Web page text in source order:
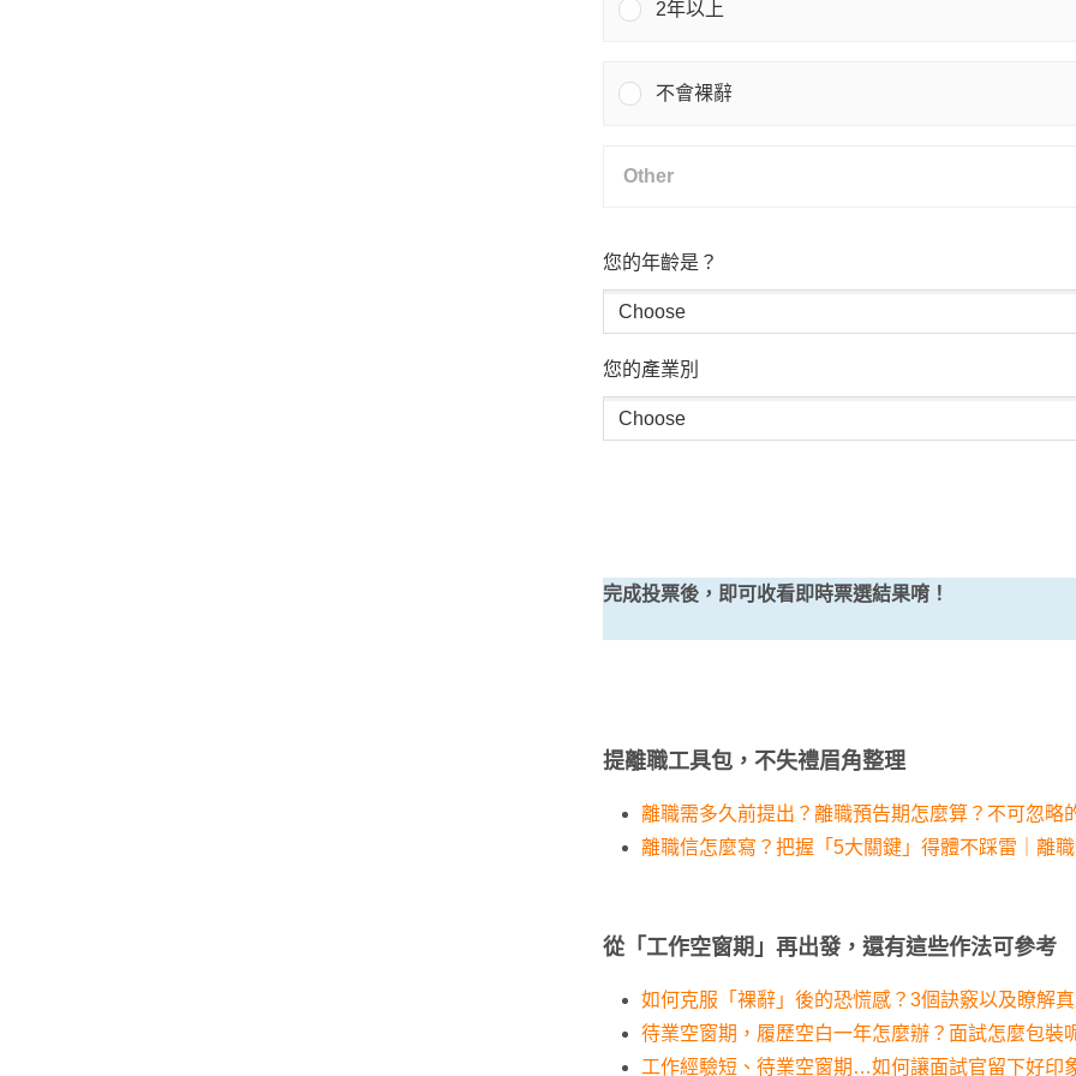
2年以上
不會裸辭
您的年齡是？
您的產業別
完成投票後，即可收看即時票選結果唷！
提離職工具包，不失禮眉角整理
離職需多久前提出？離職預告期怎麼算？不可忽略
離職信怎麼寫？把握「5大關鍵」得體不踩雷｜離
從「工作空窗期」再出發，還有這些作法可參考
如何克服「裸辭」後的恐慌感？3個訣竅以及瞭解
待業空窗期，履歷空白一年怎麼辦？面試怎麼包裝
工作經驗短、待業空窗期…如何讓面試官留下好印